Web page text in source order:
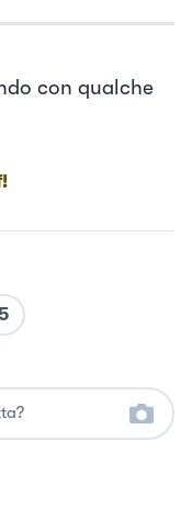
con qualche
5